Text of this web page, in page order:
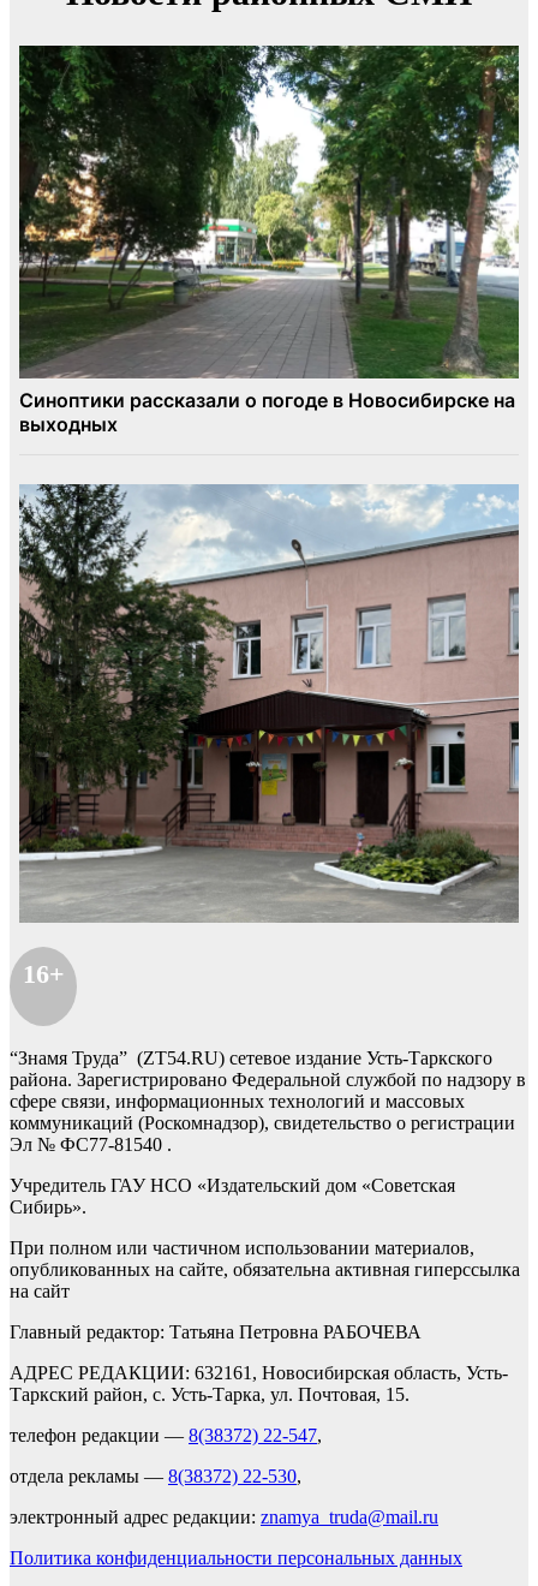
16+
“Знамя Труда” (ZT54.RU) сетевое издание Усть-Таркского
района. Зарегистрировано Федеральной службой по надзору в
сфере связи, информационных технологий и массовых
коммуникаций (Роскомнадзор), свидетельство о регистрации
Эл № ФС77-81540 .
Учредитель ГАУ НСО «Издательский дом «Советская
Сибирь».
При полном или частичном использовании материалов,
опубликованных на сайте, обязательна активная гиперссылка
на сайт
Главный редактор: Татьяна Петровна РАБОЧЕВА
АДРЕС РЕДАКЦИИ: 632161, Новосибирская область, Усть-
Таркский район, с. Усть-Тарка, ул. Почтовая, 15.
телефон редакции — 8(38372) 22-547,
отдела рекламы — 8(38372) 22-530,
электронный адрес редакции: znamya_truda@mail.ru
Политика конфиденциальности персональных данных